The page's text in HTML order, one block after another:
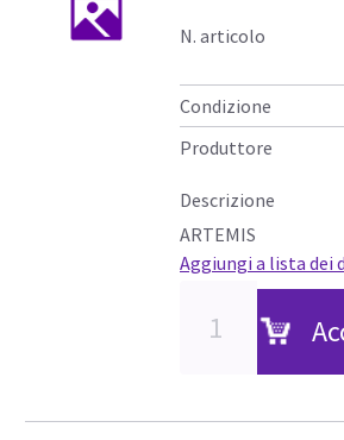
N. articolo
Condizione
Produttore
Descrizione
ARTEMIS
Aggiungi a lista dei